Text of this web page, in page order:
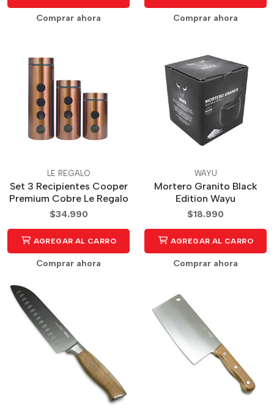
Comprar ahora Comprar ahora
LE REGALO
Set 3 Recipientes Cooper
Premium Cobre Le Regalo
$34.990
AGREGAR AL CARRO
Comprar ahora
WAYU
Mortero Granito Black
Edition Wayu
$18.990
AGREGAR AL CARRO
Comprar ahora